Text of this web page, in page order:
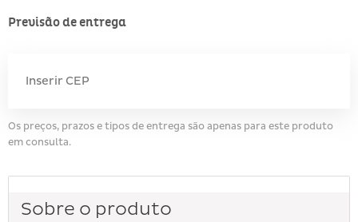
Previsão de entrega
Os preços, prazos e tipos de entrega são apenas para este produto
em consulta.
Sobre o produto